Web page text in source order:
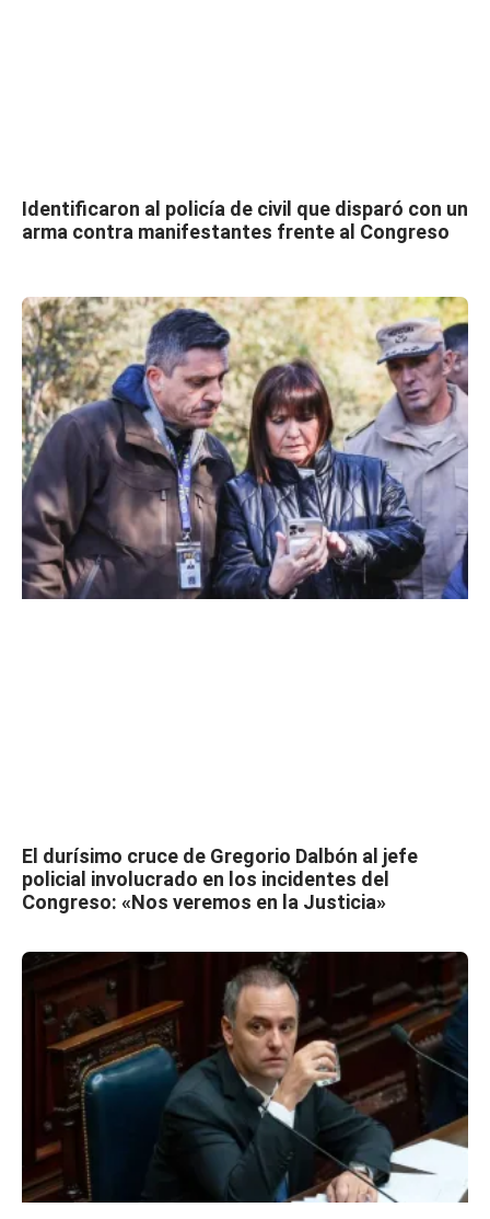
Identificaron al policía de civil que disparó con un
arma contra manifestantes frente al Congreso
El durísimo cruce de Gregorio Dalbón al jefe
policial involucrado en los incidentes del
Congreso: «Nos veremos en la Justicia»